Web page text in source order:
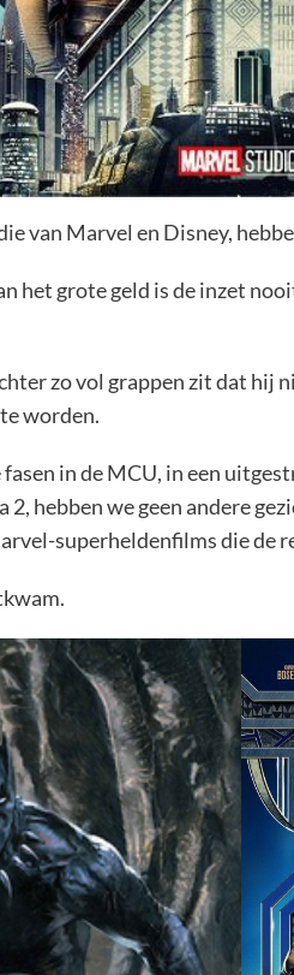
van Marvel en Disney,
het grote geld is de inzet
zo vol grappen zit dat hij
worden.
in de MCU, in een
2, hebben we geen andere
superheldenfilms die de